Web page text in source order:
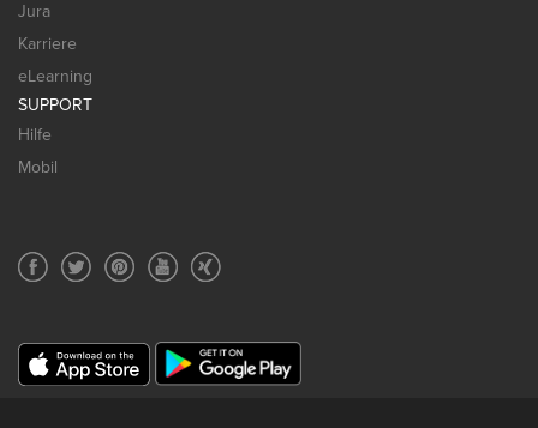
Jura
Karriere
eLearning
SUPPORT
Hilfe
Mobil